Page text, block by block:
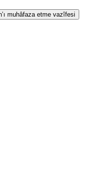
muhâfaza etme vazîfesi